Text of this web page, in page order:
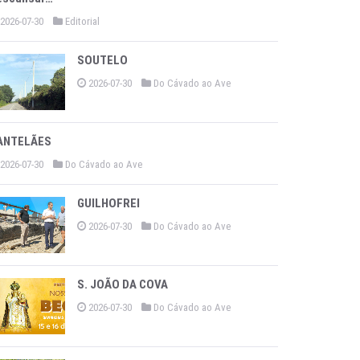
07-30 Editorial
SOUTELO
2026-07-30 Do Cávado ao Ave
07-30 Do Cávado ao Ave
GUILHOFREI
2026-07-30 Do Cávado ao Ave
S. JOÃO DA COVA
2026-07-30 Do Cávado ao Ave